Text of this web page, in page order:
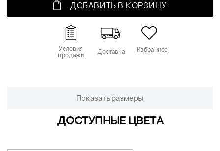
ДОБАВИТЬ В КОРЗИНУ
Условия
продажи
Доставка Избранное
Показать размеры
ДОСТУПНЫЕ ЦВЕТА